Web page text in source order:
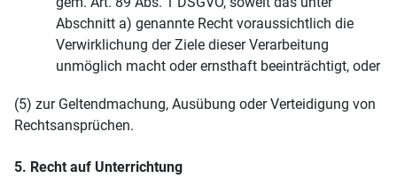
Abschnitt a) genannte Recht voraussichtlich die
Verwirklichung der Ziele dieser Verarbeitung
unmöglich macht oder ernsthaft beeinträchtigt, oder
(5) zur Geltendmachung, Ausübung oder Verteidigung von
Rechtsansprüchen.
5. Recht auf Unterrichtung